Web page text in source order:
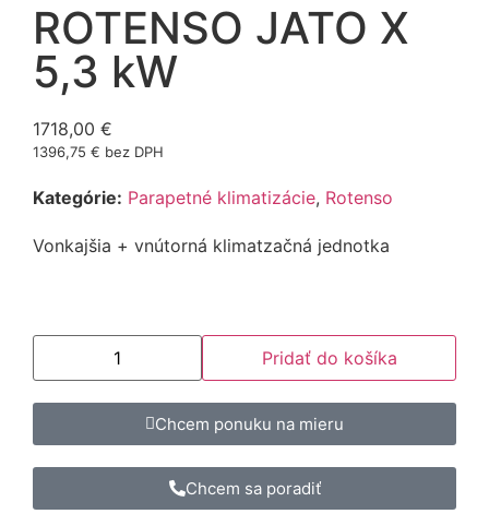
ROTENSO JATO X
5,3 kW
1718,00 €
1396,75 € bez DPH
Kategórie: Parapetné klimatizácie, Rotenso
Vonkajšia + vnútorná klimatzačná jednotka
Pridať do košíka
Chcem ponuku na mieru
Chcem sa poradiť